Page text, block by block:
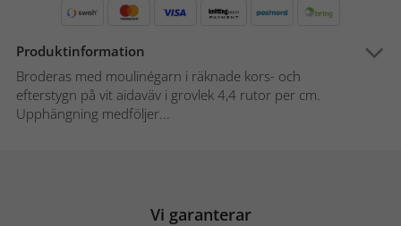
Produktinformation
Broderas med moulinégarn i räknade kors- och
efterstygn på vit aidaväv i grovlek 4,4 rutor per cm.
Upphängning medföljer...
Vi garanterar